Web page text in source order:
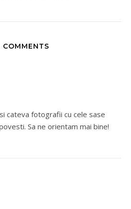
COMMENTS
cateva fotografii cu cele sase
Sa ne orientam mai bine!